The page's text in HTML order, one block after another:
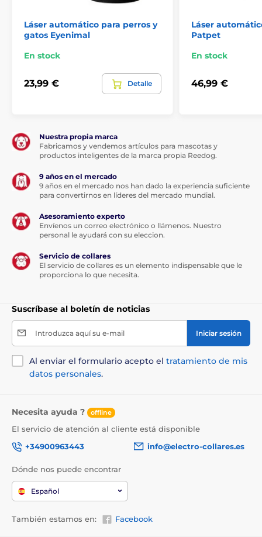
Láser automático para perros y
gatos Eyenimal
En stock
23,99 € Detalle
Láser
Patpet
En stock
46,99 €
Nuestra propia marca
Fabricamos y vendemos artículos para mascotas y
productos inteligentes de la marca propia Reedog.
9 años en el mercado
9 años en el mercado nos han dado la experiencia suficiente
para convertirnos en líderes del mercado mundial.
Asesoramiento experto
Envíenos un correo electrónico o llámenos. Nuestro
personal le ayudará con su eleccion.
Servicio de collares
El servicio de collares es un elemento indispensable que le
proporciona lo que necesita.
Suscríbase al boletín de noticias
Introduzca aquí su e-mail Iniciar sesión
Al enviar el formulario acepto el tratamiento de mis
datos personales.
Necesita ayuda ? offline
El servicio de atención al cliente está disponible
+34900963443
info@electro-collares.es
Dónde nos puede encontrar
Español
También estamos en: Facebook